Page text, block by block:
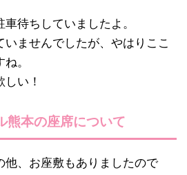
待ちしていましたよ。
いませんでしたが、やはりここ
。
い！
熊本の座席について
他、お座敷もありましたので